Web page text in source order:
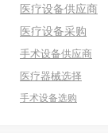
医疗设备供应商
医疗设备采购
手术设备供应商
医疗器械选择
手术设备选购